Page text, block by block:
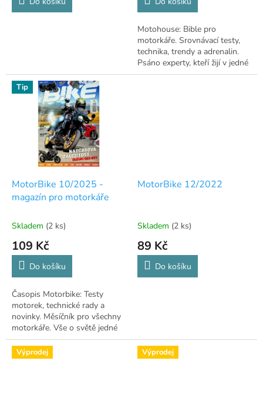
Motohouse: Bible pro
motorkáře. Srovnávací testy,
technika, trendy a adrenalin.
Psáno experty, kteří žijí v jedné
stopě.
Tip
MotorBike 10/2025 -
magazín pro motorkáře
Skladem (2 ks)
109 Kč
Do košíku
Časopis Motorbike: Testy
motorek, technické rady a
novinky. Měsíčník pro všechny
motorkáře. Vše o světě jedné
stopy na jednom místě.
MotorBike 12/2022
Skladem (2 ks)
89 Kč
Do košíku
Výprodej Výprodej